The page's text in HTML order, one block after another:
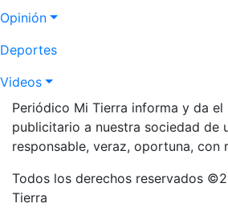
Opinión
Deportes
Videos
Periódico Mi Tierra informa y da el
publicitario a nuestra sociedad de
responsable, veraz, oportuna, con
Todos los derechos reservados
Tierra